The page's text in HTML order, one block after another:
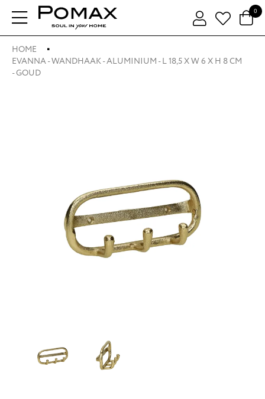
0
HOME
EVANNA - WANDHAAK - ALUMINIUM - L 18,5 X W 6 X H 8 CM
- GOUD